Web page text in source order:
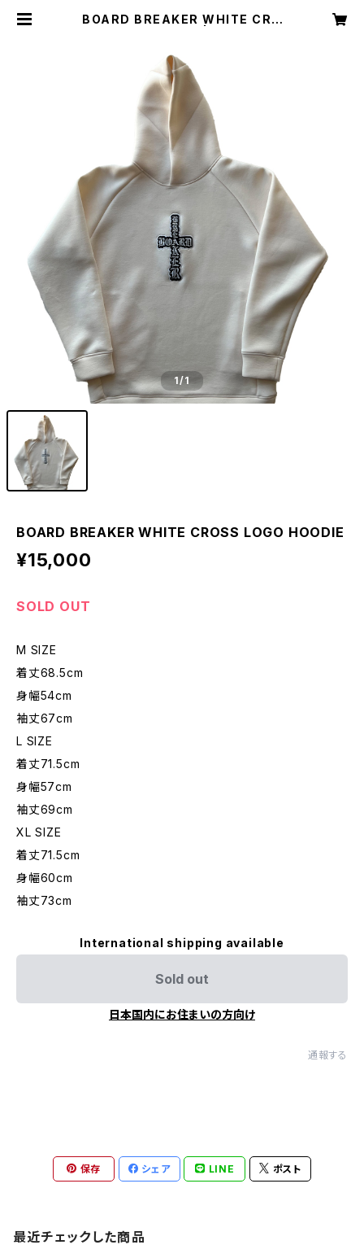
BOARD BREAKER WHITE CRO
1/1
BOARD BREAKER WHITE CROSS LOGO HOODIE
¥15,000
SOLD OUT
M SIZE
着丈68.5cm
身幅54cm
袖丈67cm
L SIZE
着丈71.5cm
身幅57cm
袖丈69cm
XL SIZE
着丈71.5cm
身幅60cm
袖丈73cm
International shipping available
Sold out
日本国内にお住まいの方向け
通報する
保存 シェア LINE ポスト
最近チェックした商品